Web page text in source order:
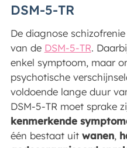
DSM-5-TR
De diagnose
van de DSM-5-TR.
enkel symptoom, maar
psychotische
voldoende lange duur
DSM-5-TR moet sprake
kenmerkende
één bestaat uit wanen,